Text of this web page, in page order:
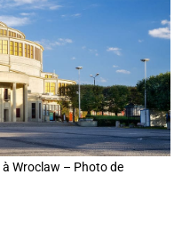
Wroclaw – Photo de